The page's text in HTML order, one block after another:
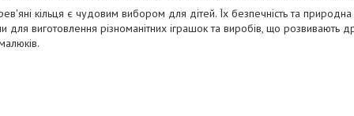
кільця є чудовим вибором для дітей. Їх безпечність та природна
для виготовлення різноманітних іграшок та виробів, що розвивають